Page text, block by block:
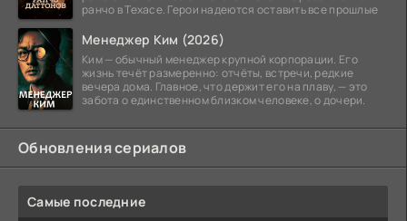
ранчо в Техасе. Герои надеются оставить все прошлые
Менеджер Ким (2026)
Ким — обычный менеджер крупной корпорации. Его
жизнь течёт размеренно: отчёты, встречи, редкие
вечера дома. Главное, что держит его на плаву, — это
забота о единственном близком человеке, о дочери.
Обновления сериалов
Самые последние